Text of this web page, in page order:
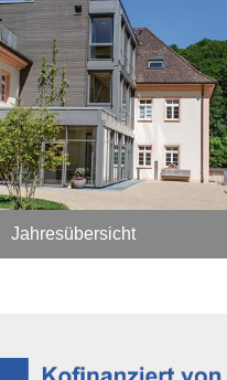
Jahresübersicht